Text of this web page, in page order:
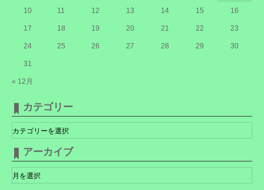
« 12月
10 11 12 13 14 15 16
17 18 19 20 21 22 23
24 25 26 27 28 29 30
31
カテゴリー
テ
ゴ
リ
ー
アーカイブ
ー
カ